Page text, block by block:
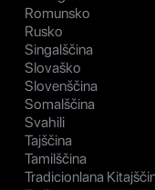
Romunsko
Rusko
Singalščina
Slovaško
Slovenščina
Somalščina
Svahili
Tajščina
Tamilščina
Tradicionlana